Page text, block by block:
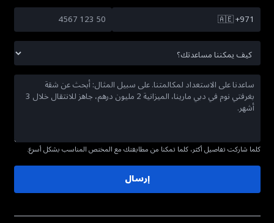
🇦🇪+971
كلما شاركت تفاصيل أكثر، كلما تمكنا من مطابقتك مع المختص المناسب بشكل أسرع.
إرسال